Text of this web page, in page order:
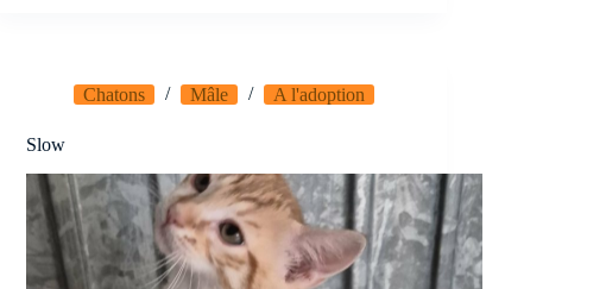
Chatons Mâle A l'adoption
Slow